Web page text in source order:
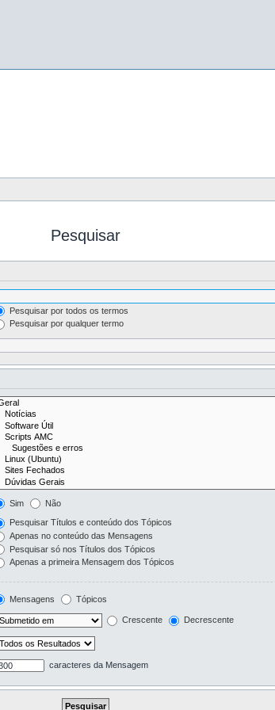
Pesquisar
Pesquisar por todos os termos
Pesquisar por qualquer termo
Sim Não
Pesquisar Títulos e conteúdo dos Tópicos
Apenas no conteúdo das Mensagens
Pesquisar só nos Títulos dos Tópicos
Apenas a primeira Mensagem dos Tópicos
Mensagens Tópicos
Crescente Decrescente
caracteres da Mensagem